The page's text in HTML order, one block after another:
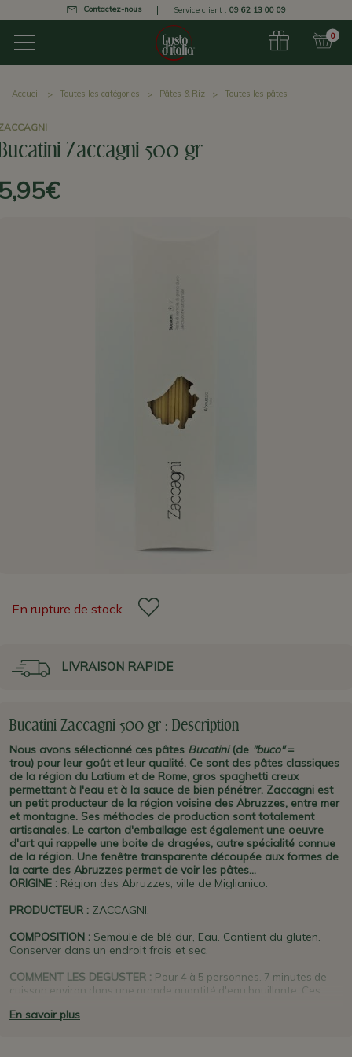
Contactez-nous Service client : 09 62 13 00 09
0
Accueil Toutes les catégories Pâtes & Riz Toutes les pâtes
Zaccagni 500 gr
En rupture de stock
LIVRAISON RAPIDE
Bucatini Zaccagni 500 gr : Description
Nous avons sélectionné ces pâtes Bucatini (de "buco"=
trou) pour leur goût et leur qualité. Ce sont des pâtes classiques
de la région du Latium et de Rome, gros spaghetti creux
permettant à l'eau et à la sauce de bien pénétrer. Zaccagni est
un petit producteur de la région voisine des Abruzzes, entre mer
et montagne. Ses méthodes de production sont totalement
artisanales. Le carton d'emballage est également une oeuvre
d'art qui rappelle une boite de dragées, autre spécialité connue
de la région. Une fenêtre transparente découpée aux formes de
la carte des Abruzzes permet de voir les pâtes...
ORIGINE : Région des Abruzzes, ville de Miglianico.
PRODUCTEUR : ZACCAGNI.
COMPOSITION : Semoule de blé dur, Eau. Contient du gluten.
Conserver dans un endroit frais et sec.
COMMENT LES DEGUSTER : Pour 4 à 5 personnes. 7 minutes de
cuisson environ dans une grande quantité d'eau bouillante. Ces
l'une de nos sauces artisanales pour une vraie dégustation à
En savoir plus